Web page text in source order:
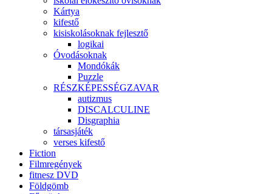
Kártya
kifestő
kisiskolásoknak fejlesztő
logikai
Óvodásoknak
Mondókák
Puzzle
RÉSZKÉPESSÉGZAVAR
autizmus
DISCALCULINE
Disgraphia
társasjáték
verses kifestő
Fiction
Filmregények
fitnesz DVD
Földgömb